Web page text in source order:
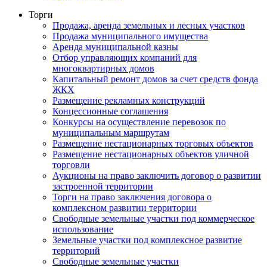
Торги
Продажа, аренда земельных и лесных участков
Продажа муниципального имущества
Аренда муниципальной казны
Отбор управляющих компаний для
многоквартирных домов
Капитальный ремонт домов за счет средств фонда
ЖКХ
Размещение рекламных конструкций
Концессионные соглашения
Конкурсы на осуществление перевозок по
муниципальным маршрутам
Размещение нестационарных торговых объектов
Размещение нестационарных объектов уличной
торговли
Аукционы на право заключить договор о развитии
застроенной территории
Торги на право заключения договора о
комплексном развитии территории
Свободные земельные участки под коммерческое
использование
Земельные участки под комплексное развитие
территорий
Свободные земельные участки